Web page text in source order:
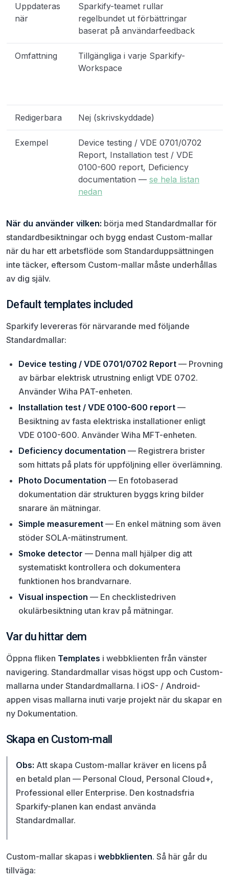
Uppdateras
när
Sparkify-teamet rullar
regelbundet ut förbättringar
baserat på användarfeedback
Omfattning
Tillgängliga i varje Sparkify-
Workspace
Redigerbara Nej (skrivskyddade)
Exempel
Device testing / VDE 0701/0702
Report, Installation test / VDE
0100-600 report, Deficiency
documentation — se hela listan
nedan
När du använder vilken: börja med Standardmallar för
standardbesiktningar och bygg endast Custom-mallar
när du har ett arbetsflöde som Standarduppsättningen
inte täcker, eftersom Custom-mallar måste underhållas
av dig själv.
Default templates included
Sparkify levereras för närvarande med följande
Standardmallar:
Device testing / VDE 0701/0702 Report — Provning
av bärbar elektrisk utrustning enligt VDE 0702.
Använder Wiha PAT-enheten.
Installation test / VDE 0100-600 report —
Besiktning av fasta elektriska installationer enligt
VDE 0100-600. Använder Wiha MFT-enheten.
Deficiency documentation — Registrera brister
som hittats på plats för uppföljning eller överlämning.
Photo Documentation — En fotobaserad
dokumentation där strukturen byggs kring bilder
snarare än mätningar.
Simple measurement — En enkel mätning som även
stöder SOLA-mätinstrument.
Smoke detector — Denna mall hjälper dig att
systematiskt kontrollera och dokumentera
funktionen hos brandvarnare.
Visual inspection — En checklistedriven
okulärbesiktning utan krav på mätningar.
Var du hittar dem
Öppna fliken Templates i webbklienten från vänster
navigering. Standardmallar visas högst upp och Custom-
mallarna under Standardmallarna. I iOS- / Android-
appen visas mallarna inuti varje projekt när du skapar en
ny Dokumentation.
Skapa en Custom-mall
Obs: Att skapa Custom-mallar kräver en licens på
en betald plan — Personal Cloud, Personal Cloud+,
Professional eller Enterprise. Den kostnadsfria
Sparkify-planen kan endast använda
Standardmallar.
Custom-mallar skapas i webbklienten. Så här går du
tillväga: